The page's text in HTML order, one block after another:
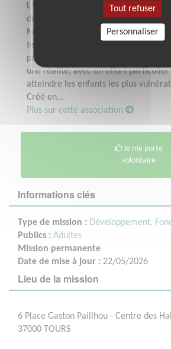
L’UNICEF promeut les droits et le
de chaque enfant dans toutes ses
Nous travaillons dans 190 pays et
territoires du monde entier avec nos
partenaires pour faire de cet
une réalité, avec un effort particulier
atteindre les enfants les plus
Créé en...
Plus sur cette association
Je me porte
volontaire
Informations clés
Type de mission : Développement,
Publics : Adultes
Mission permanente
Date de mise à jour : 22/05/2026
Lieu de la mission
6 Place Gaston Paillhou - Centre des
37000 TOURS
Tout refuser
Personnaliser